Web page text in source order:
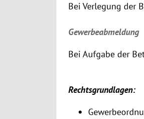
Bei Verlegung der
Gewerbeabmeldung
Bei Aufgabe der
Rechtsgrundlagen: